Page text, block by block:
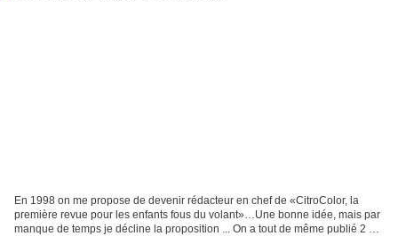
En 1998 on me propose de devenir rédacteur en chef de «CitroColor, la
première revue pour les enfants fous du volant»…Une bonne idée, mais par
manque de temps je décline la proposition ... On a tout de même publié 2 ou